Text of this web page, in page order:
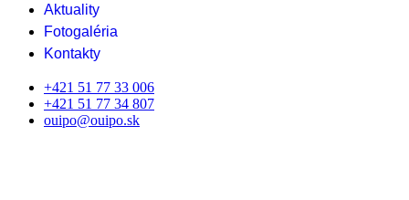
Aktuality
Fotogaléria
Kontakty
+421 51 77 33 006
+421 51 77 34 807
ouipo@ouipo.sk